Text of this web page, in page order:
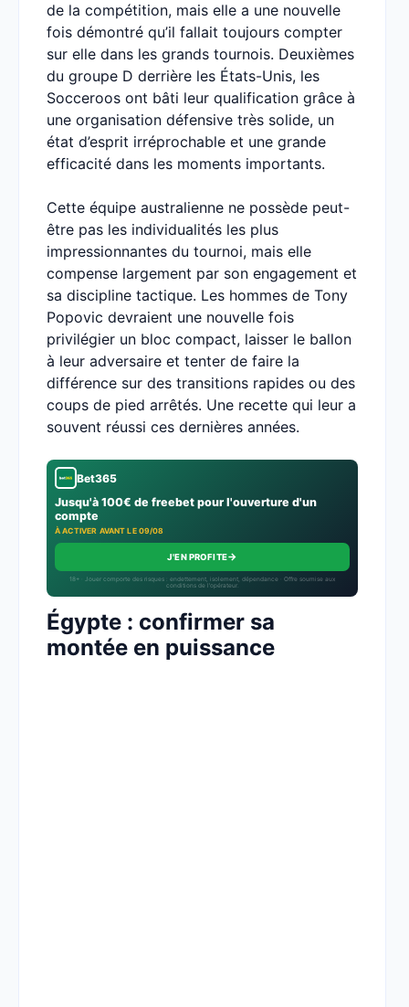
de la compétition, mais elle a une nouvelle
fois démontré qu’il fallait toujours compter
sur elle dans les grands tournois. Deuxièmes
du groupe D derrière les États-Unis, les
Socceroos ont bâti leur qualification grâce à
une organisation défensive très solide, un
état d’esprit irréprochable et une grande
efficacité dans les moments importants.
Cette équipe australienne ne possède peut-
être pas les individualités les plus
impressionnantes du tournoi, mais elle
compense largement par son engagement et
sa discipline tactique. Les hommes de Tony
Popovic devraient une nouvelle fois
privilégier un bloc compact, laisser le ballon
à leur adversaire et tenter de faire la
différence sur des transitions rapides ou des
coups de pied arrêtés. Une recette qui leur a
souvent réussi ces dernières années.
Bet365
Jusqu'à 100€ de freebet pour l'ouverture d'un
compte
À ACTIVER AVANT LE 09/08
J'EN PROFITE→
18+ · Jouer comporte des risques : endettement, isolement, dépendance · Offre soumise aux
conditions de l’opérateur.
Égypte : confirmer sa
montée en puissance